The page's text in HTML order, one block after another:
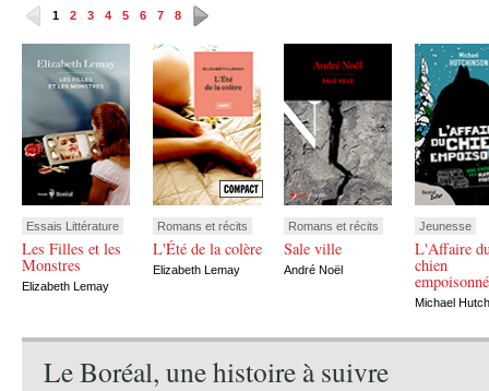
1 2 3 4 5 6 7 8
Essais Littérature
Les Filles et les
Monstres
Elizabeth Lemay
Romans et récits
L'Été de la colère
Elizabeth Lemay
Romans et récits
Sale ville
André Noël
Jeunesse
L'Affaire
chien
empoisonné
Michael
Le Boréal, une histoire à suivre